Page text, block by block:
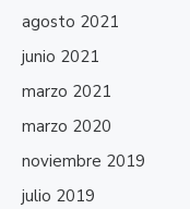
agosto 2021
junio 2021
marzo 2021
marzo 2020
noviembre 2019
julio 2019